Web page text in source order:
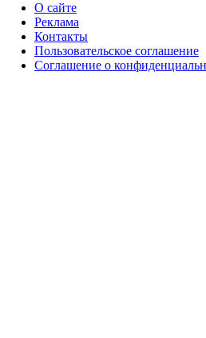
О сайте
Реклама
Контакты
Пользовательское соглашение
Соглашение о